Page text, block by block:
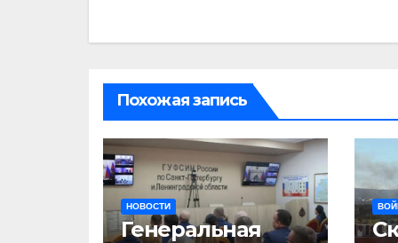
Похожая запись
НОВОСТИ
Генеральная